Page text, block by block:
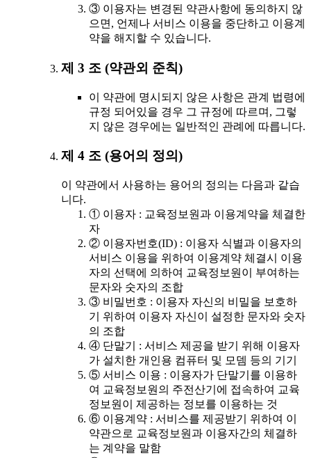
③ 이용자는 변경된 약관사항에 동의하지 않
으면, 언제나 서비스 이용을 중단하고 이용계
약을 해지할 수 있습니다.
제 3 조 (약관외 준칙)
이 약관에 명시되지 않은 사항은 관계 법령에
규정 되어있을 경우 그 규정에 따르며, 그렇
지 않은 경우에는 일반적인 관례에 따릅니다.
제 4 조 (용어의 정의)
이 약관에서 사용하는 용어의 정의는 다음과 같습
니다.
① 이용자 : 교육정보원과 이용계약을 체결한
자
② 이용자번호(ID) : 이용자 식별과 이용자의
서비스 이용을 위하여 이용계약 체결시 이용
자의 선택에 의하여 교육정보원이 부여하는
문자와 숫자의 조합
③ 비밀번호 : 이용자 자신의 비밀을 보호하
기 위하여 이용자 자신이 설정한 문자와 숫자
의 조합
④ 단말기 : 서비스 제공을 받기 위해 이용자
가 설치한 개인용 컴퓨터 및 모뎀 등의 기기
⑤ 서비스 이용 : 이용자가 단말기를 이용하
여 교육정보원의 주전산기에 접속하여 교육
정보원이 제공하는 정보를 이용하는 것
⑥ 이용계약 : 서비스를 제공받기 위하여 이
약관으로 교육정보원과 이용자간의 체결하
는 계약을 말함